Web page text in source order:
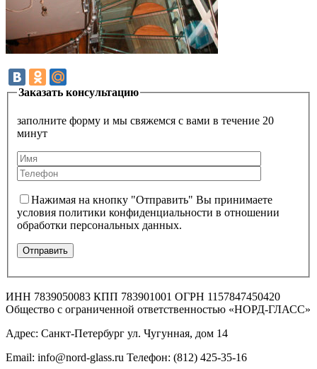
Заказать консультацию
заполните форму и мы свяжемся с вами в течение 20
минут
Нажимая на кнопку "Отправить" Вы принимаете
условия политики конфиденциальности в отношении
обработки персональных данных.
ИНН 7839050083 КПП 783901001 ОГРН 1157847450420
Общество с ограниченной ответственностью «НОРД-ГЛАСС»
Адрес: Санкт-Петербург ул. Чугунная, дом 14
Email: info@nord-glass.ru Телефон: (812) 425-35-16